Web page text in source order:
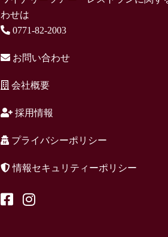
わせは
0771-82-2003
お問い合わせ
会社概要
採用情報
プライバシーポリシー
情報セキュリティーポリシー